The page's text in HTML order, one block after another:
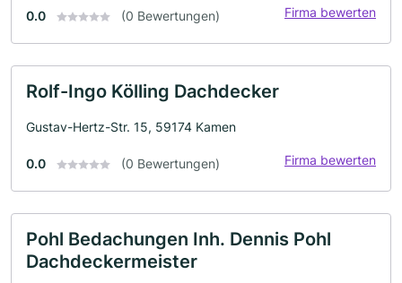
0.0 (0 Bewertungen) Firma bewerten
Rolf-Ingo Kölling Dachdecker
Gustav-Hertz-Str. 15, 59174 Kamen
0.0 (0 Bewertungen) Firma bewerten
Pohl Bedachungen Inh. Dennis Pohl
Dachdeckermeister